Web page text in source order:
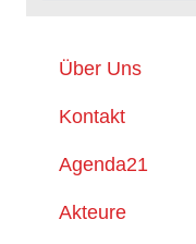
Über Uns
Kontakt
Agenda21
Akteure